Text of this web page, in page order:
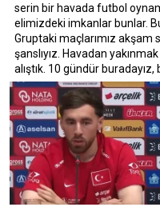
serin bir havada futbol
elimizdeki imkanlar bunlar.
Gruptaki maçlarımız akşam
şanslıyız. Havadan
alıştık. 10 gündür